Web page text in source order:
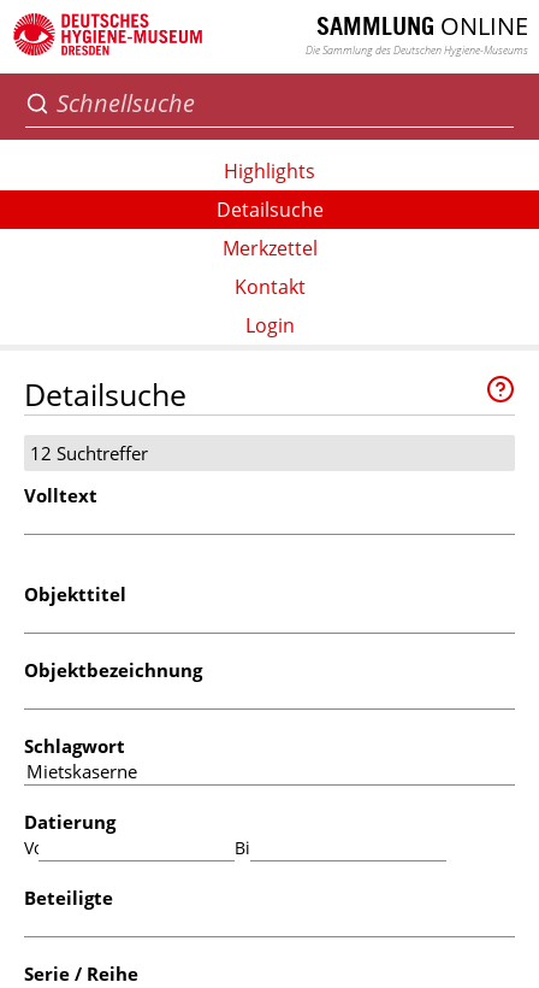
SAMMLUNG ONLINE
Die Sammlung des Deutschen Hygiene-Museums
Highlights
Detailsuche
Merkzettel
Kontakt
Login
Detailsuche
12 Suchtreffer
Volltext
Objekttitel
Objektbezeichnung
Schlagwort
Datierung
Von: Bis:
Beteiligte
Serie / Reihe